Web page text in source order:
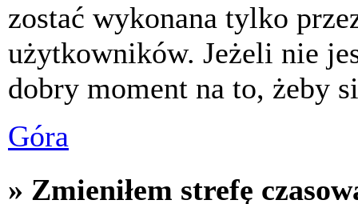
zostać wykonana tylko
użytkowników. Jeżeli nie
dobry moment na to, żeby
Góra
» Zmieniłem strefę